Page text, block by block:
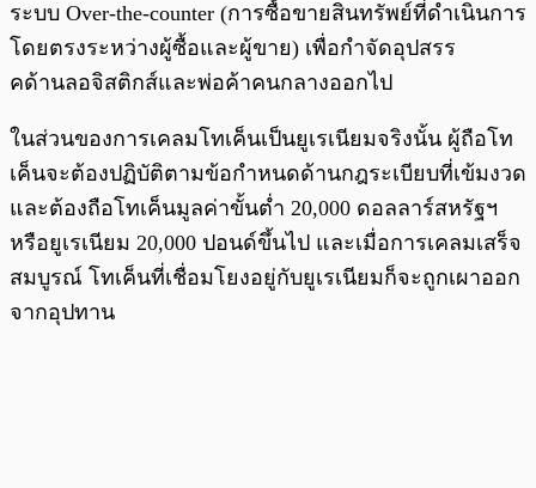
ระบบ Over-the-counter (การซื้อขายสินทรัพย์ที่ดำเนินการ
โดยตรงระหว่างผู้ซื้อและผู้ขาย) เพื่อกำจัดอุปสรร
คด้านลอจิสติกส์และพ่อค้าคนกลางออกไป
ในส่วนของการเคลมโทเค็นเป็นยูเรเนียมจริงนั้น ผู้ถือโท
เค็นจะต้องปฏิบัติตามข้อกำหนดด้านกฎระเบียบที่เข้มงวด
และต้องถือโทเค็นมูลค่าขั้นต่ำ 20,000 ดอลลาร์สหรัฐฯ
หรือยูเรเนียม 20,000 ปอนด์ขึ้นไป และเมื่อการเคลมเสร็จ
สมบูรณ์ โทเค็นที่เชื่อมโยงอยู่กับยูเรเนียมก็จะถูกเผาออก
จากอุปทาน